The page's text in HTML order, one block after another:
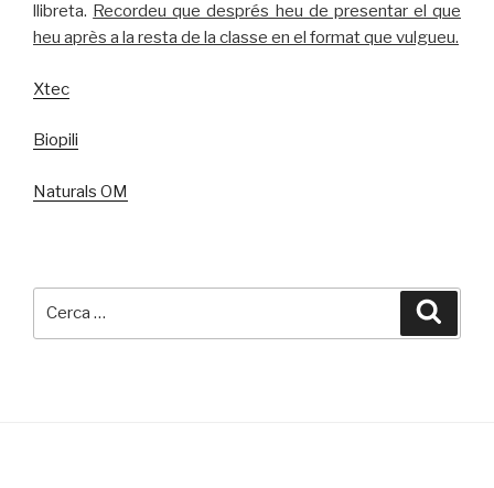
llibreta. Recordeu que després heu de presentar el que
heu après a la resta de la classe en el format que vulgueu.
Xtec
Biopili
Naturals OM